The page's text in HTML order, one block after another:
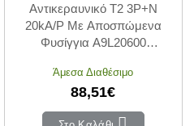
Αντικεραυνικό T2 3P+N
20kA/P Με Αποσπώμενα
Φυσίγγια A9L20600
Άμεσα Διαθέσιμο
88,51€